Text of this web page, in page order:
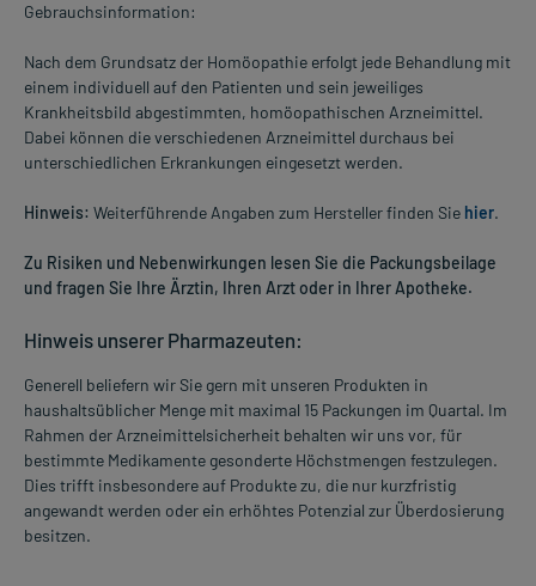
Gebrauchsinformation:
Nach dem Grundsatz der Homöopathie erfolgt jede Behandlung mit
einem individuell auf den Patienten und sein jeweiliges
Krankheitsbild abgestimmten, homöopathischen Arzneimittel.
Dabei können die verschiedenen Arzneimittel durchaus bei
unterschiedlichen Erkrankungen eingesetzt werden.
Hinweis: Weiterführende Angaben zum Hersteller finden Sie hier.
Zu Risiken und Nebenwirkungen lesen Sie die Packungsbeilage
und fragen Sie Ihre Ärztin, Ihren Arzt oder in Ihrer Apotheke.
Hinweis unserer Pharmazeuten:
Generell beliefern wir Sie gern mit unseren Produkten in
haushaltsüblicher Menge mit maximal 15 Packungen im Quartal. Im
Rahmen der Arzneimittelsicherheit behalten wir uns vor, für
bestimmte Medikamente gesonderte Höchstmengen festzulegen.
Dies trifft insbesondere auf Produkte zu, die nur kurzfristig
angewandt werden oder ein erhöhtes Potenzial zur Überdosierung
besitzen.